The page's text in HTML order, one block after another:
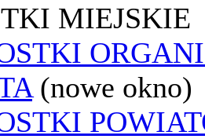
MIEJSKIE
(nowe okno)